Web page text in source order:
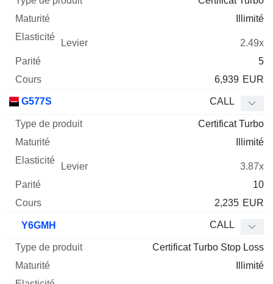
Illimité
2.49x
5
6,939 EUR
G577S CALL
Certificat Turbo
Illimité
3.87x
10
2,235 EUR
Y6GMH CALL
Certificat Turbo Stop Loss
Illimité